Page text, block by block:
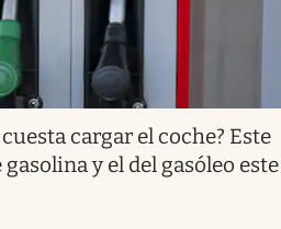
cargar el coche? Este
y el del gasóleo este